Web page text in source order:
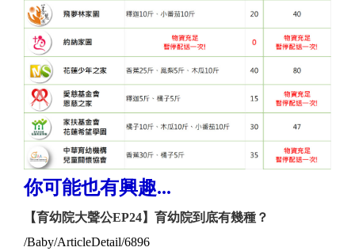
你可能也有興趣...
【育幼院大聲公EP24】育幼院到底有幾種？
/Baby/ArticleDetail/6896